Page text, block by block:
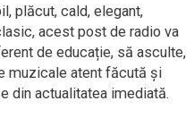
plăcut, cald, elegant,
acest post de radio va
de educație, să asculte,
muzicale atent făcută și
din actualitatea imediată.